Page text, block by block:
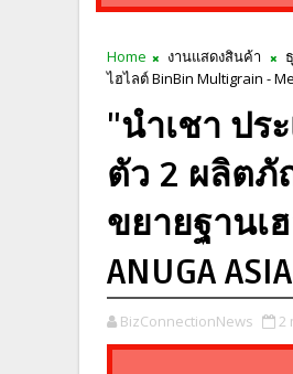
Home งานแสดงสินค้า
ไฮไลต์ BinBin Multigrain -
"นำเชา ปร
ตัว 2 ผลิตภั
ขยายฐานเ
ANUGA
BizConnectionNews 2